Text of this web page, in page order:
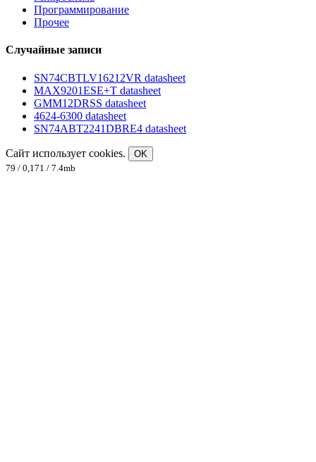
Программирование
Прочее
Случайные записи
SN74CBTLV16212VR datasheet
MAX9201ESE+T datasheet
GMM12DRSS datasheet
4624-6300 datasheet
SN74ABT2241DBRE4 datasheet
Сайт использует cookies.
OK
79 / 0,171 / 7.4mb